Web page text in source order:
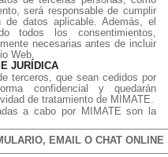
será responsable de cumplir
datos aplicable. Además, el
todos los consentimientos,
necesarias antes de incluir
Web.
JURÍDICA
terceros, que sean cedidos por
confidencial y quedarán
de tratamiento de MIMATE.
a cabo por MIMATE son la
EMAIL O CHAT ONLINE